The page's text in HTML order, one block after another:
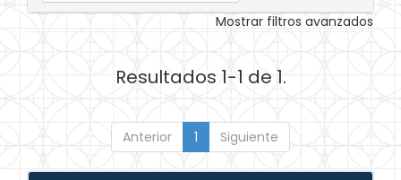
Mostrar filtros avanzados
Resultados 1-1 de 1.
Anterior 1 Siguiente